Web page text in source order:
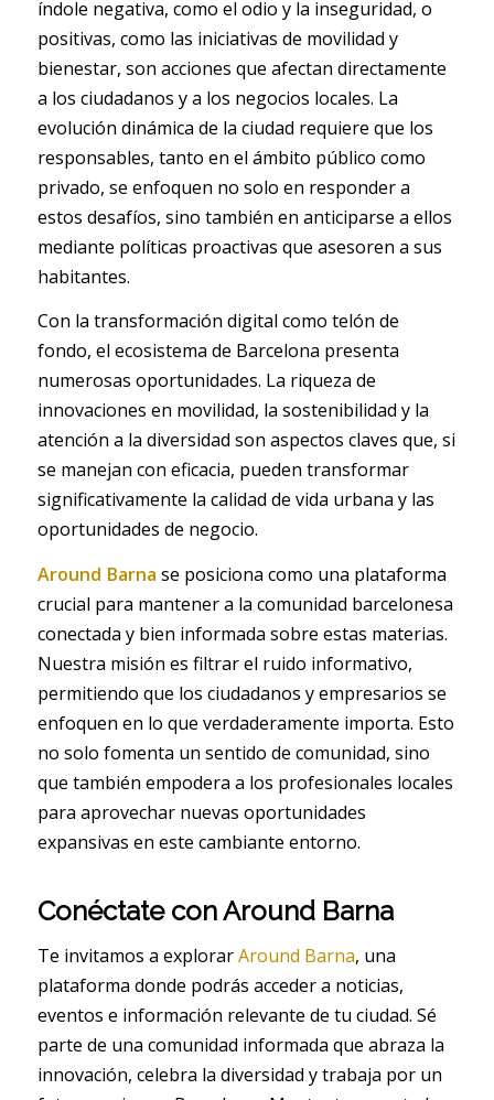
índole negativa, como el odio y la inseguridad, o
positivas, como las iniciativas de movilidad y
bienestar, son acciones que afectan directamente
a los ciudadanos y a los negocios locales. La
evolución dinámica de la ciudad requiere que los
responsables, tanto en el ámbito público como
privado, se enfoquen no solo en responder a
estos desafíos, sino también en anticiparse a ellos
mediante políticas proactivas que asesoren a sus
habitantes.
Con la transformación digital como telón de
fondo, el ecosistema de Barcelona presenta
numerosas oportunidades. La riqueza de
innovaciones en movilidad, la sostenibilidad y la
atención a la diversidad son aspectos claves que, si
se manejan con eficacia, pueden transformar
significativamente la calidad de vida urbana y las
oportunidades de negocio.
Around Barna se posiciona como una plataforma
crucial para mantener a la comunidad barcelonesa
conectada y bien informada sobre estas materias.
Nuestra misión es filtrar el ruido informativo,
permitiendo que los ciudadanos y empresarios se
enfoquen en lo que verdaderamente importa. Esto
no solo fomenta un sentido de comunidad, sino
que también empodera a los profesionales locales
para aprovechar nuevas oportunidades
expansivas en este cambiante entorno.
Conéctate con Around Barna
Te invitamos a explorarAround Barna, una
plataforma donde podrás acceder a noticias,
eventos e información relevante de tu ciudad. Sé
parte de una comunidad informada que abraza la
innovación, celebra la diversidad y trabaja por un